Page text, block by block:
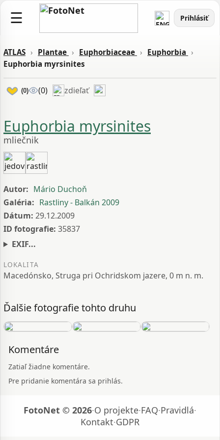
☰ Prihlásiť
ATLAS › Plantae › Euphorbiaceae › Euphorbia ›
Euphorbia myrsinites
(0) (0) zdieľať
Euphorbia myrsinites
mliečnik
Autor: Mário Duchoň
Galéria: Rastliny - Balkán 2009
Dátum: 29.12.2009
ID fotografie: 35837
EXIF...
LOKALITA
Macedónsko, Struga pri Ochridskom jazere, 0 m n. m.
Ďalšie fotografie tohto druhu
Komentáre
Zatiaľ žiadne komentáre.
Pre pridanie komentára sa prihlás.
FotoNet © 2026·O projekte·FAQ·Pravidlá·
Kontakt·GDPR